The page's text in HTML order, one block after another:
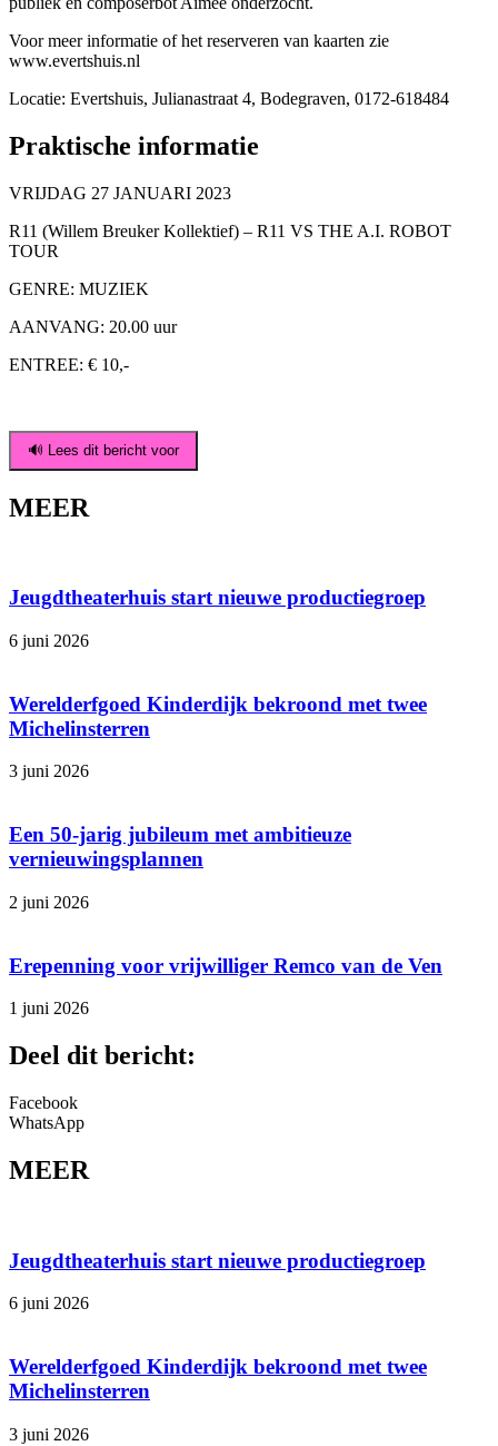
Voor meer informatie of het reserveren van kaarten zie
www.evertshuis.nl
Locatie: Evertshuis, Julianastraat 4, Bodegraven, 0172-618484
Praktische informatie
VRIJDAG 27 JANUARI 2023
R11 (Willem Breuker Kollektief) – R11 VS THE A.I. ROBOT
TOUR
GENRE: MUZIEK
AANVANG: 20.00 uur
ENTREE: € 10,-
🔊 Lees dit bericht voor
MEER
Jeugdtheaterhuis start nieuwe productiegroep
6 juni 2026
Werelderfgoed Kinderdijk bekroond met twee
Michelinsterren
3 juni 2026
Een 50-jarig jubileum met ambitieuze
vernieuwingsplannen
2 juni 2026
Erepenning voor vrijwilliger Remco van de Ven
1 juni 2026
Deel dit bericht:
Facebook
WhatsApp
MEER
Jeugdtheaterhuis start nieuwe productiegroep
6 juni 2026
Werelderfgoed Kinderdijk bekroond met twee
Michelinsterren
3 juni 2026